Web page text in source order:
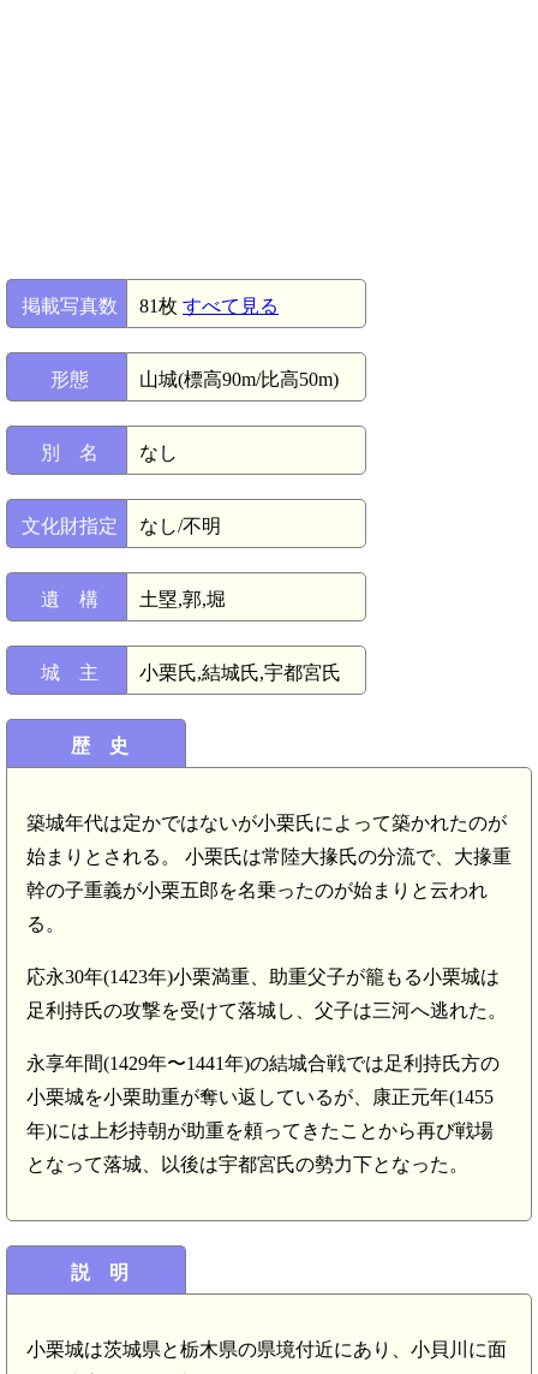
掲載写真数 81枚 すべて見る
形態 山城(標高90m/比高50m)
別 名 なし
文化財指定 なし/不明
遺 構 土塁,郭,堀
城 主 小栗氏,結城氏,宇都宮氏
歴 史
築城年代は定かではないが小栗氏によって築かれたのが
始まりとされる。 小栗氏は常陸大掾氏の分流で、大掾重
幹の子重義が小栗五郎を名乗ったのが始まりと云われ
る。
応永30年(1423年)小栗満重、助重父子が籠もる小栗城は
足利持氏の攻撃を受けて落城し、父子は三河へ逃れた。
永享年間(1429年〜1441年)の結城合戦では足利持氏方の
小栗城を小栗助重が奪い返しているが、康正元年(1455
年)には上杉持朝が助重を頼ってきたことから再び戦場
となって落城、以後は宇都宮氏の勢力下となった。
説 明
小栗城は茨城県と栃木県の県境付近にあり、小貝川に面